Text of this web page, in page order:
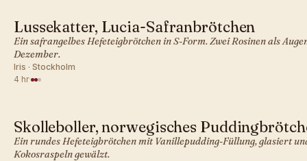
SKANDINAVISCH · GEBÄCK
Lussekatter, Lucia-Safranbrötchen
Ein safrangelbes Hefeteigbrötchen in S-Form. Zwei Rosinen als
Dezember.
Iris · Stockholm
4 hr·
SKANDINAVISCH · GEBÄCK
Skolleboller, norwegisches
Ein rundes Hefeteigbrötchen mit Vanillepudding-Füllung, glasiert
Kokosraspeln gewälzt.